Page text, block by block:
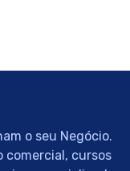
o seu Negócio.
comercial, cursos